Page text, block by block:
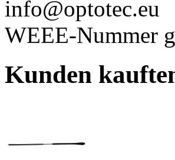
info@optotec.eu
WEEE-Nummer
Kunden